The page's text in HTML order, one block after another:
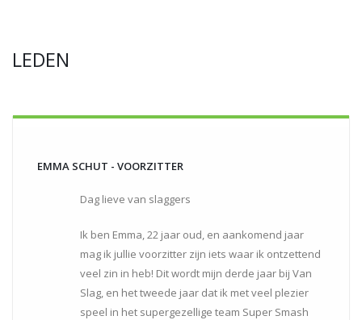
LEDEN
EMMA SCHUT - VOORZITTER
Dag lieve van slaggers
Ik ben Emma, 22 jaar oud, en aankomend jaar
mag ik jullie voorzitter zijn iets waar ik ontzettend
veel zin in heb! Dit wordt mijn derde jaar bij Van
Slag, en het tweede jaar dat ik met veel plezier
speel in het supergezellige team Super Smash